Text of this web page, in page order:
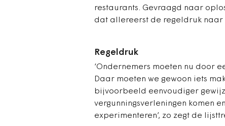
restaurants. Gevraagd naar
dat allereerst de regeldruk naar
Regeldruk
‘Ondernemers moeten nu door
Daar moeten we gewoon iets
bijvoorbeeld eenvoudiger
vergunningsverleningen komen en
experimenteren’, zo zegt de